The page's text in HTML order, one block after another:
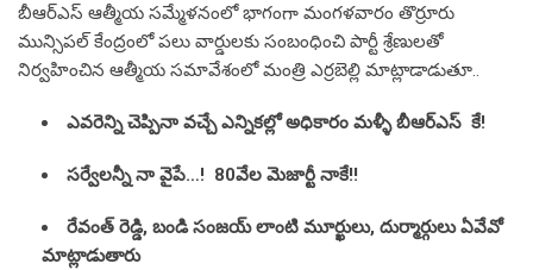
బీఆర్ఎస్ ఆత్మీయ స‌మ్మేళ‌నంలో భాగంగా మంగ‌ళ‌వారం తొర్రూరు
మున్సిప‌ల్ కేంద్రంలో ప‌లు వార్డుల‌కు సంబంధించి పార్టీ శ్రేణుల‌తో
నిర్వ‌హించిన ఆత్మీయ స‌మావేశంలో మంత్రి ఎర్ర‌బెల్లి మాట్లాడాడుతూ..
ఎవ‌రెన్ని చెప్పినా వ‌చ్చే ఎన్నిక‌ల్లో అధికారం మ‌ళ్ళీ బీఆర్ఎస్ కే!
స‌ర్వేల‌న్నీ నా వైపే…! 80వేల మెజార్టీ నాకే!!
రేవంత్ రెడ్డి, బండి సంజ‌య్‌ లాంటి మూర్ఖులు, దుర్మార్గులు ఏవేవో
మాట్లాడుతారు